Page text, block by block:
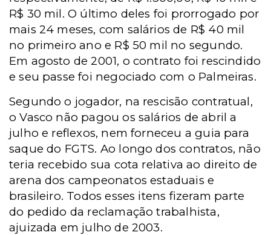
R$ 30 mil. O último deles foi prorrogado por
mais 24 meses, com salários de R$ 40 mil
no primeiro ano e R$ 50 mil no segundo.
Em agosto de 2001, o contrato foi rescindido
e seu passe foi negociado com o Palmeiras.
Segundo o jogador, na rescisão contratual,
o Vasco não pagou os salários de abril a
julho e reflexos, nem forneceu a guia para
saque do FGTS. Ao longo dos contratos, não
teria recebido sua cota relativa ao direito de
arena dos campeonatos estaduais e
brasileiro. Todos esses itens fizeram parte
do pedido da reclamação trabalhista,
ajuizada em julho de 2003.